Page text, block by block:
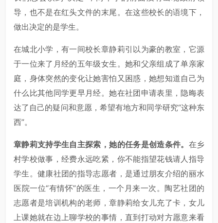
导，也不是在红头文件的末尾。在这些校长的语境下，
做出决定的是学生。
在城北小学，有一间校长章静莉引以为豪的教室，它源
于一位来了月经的五年级女生。她和父亲组成了单亲家
庭，身体突然的变化让她害怕又困惑，她想知道自己为
什么比其他同学更早月经。她在社团申请表里，隐晦表
达了自己的疑问和意愿，希望有地方和同学研究“这种东
西”。
章静莉支持学生自主探索，她的任务是创造条件。 在乡
村学校做事，经费永远吃紧，你不能指望花钱请人指导
学生。健康社团的指导志愿者，是通过朋友介绍的丽水
医院一位“有情怀”的医生，一个月来一次。陶艺社团的
志愿者是培训机构的老师，章静莉给女儿充了卡，女儿
上课她就在边上聊学校的事情，直到打动对方愿意来看